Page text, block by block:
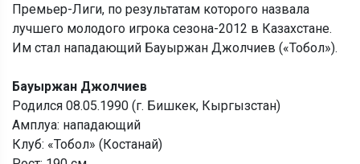
Премьер-Лиги, по результатам которого назвала
лучшего молодого игрока сезона-2012 в Казахстане.
Им стал нападающий Бауыржан Джолчиев («Тобол»).
Бауыржан Джолчиев
Родился 08.05.1990 (г. Бишкек, Кыргызстан)
Амплуа: нападающий
Клуб: «Тобол» (Костанай)